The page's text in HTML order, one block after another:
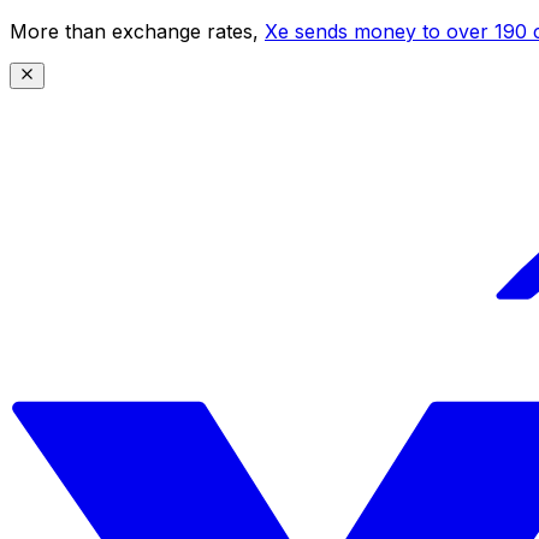
More than exchange rates, Xe sends money to over 190